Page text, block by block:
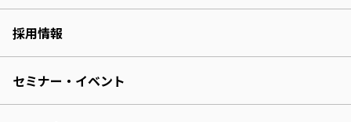
採用情報
セミナー・イベント